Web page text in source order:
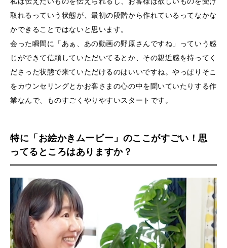
取れるっていう状態が、最初の段階から作れているってなかな
かできることではないと思います。
会った瞬間に「あぁ、あの動画の野原さんですね」っていう感
じができて信頼していただいてるとか、その親近感を持ってく
ださった状態で来ていただけるのはいいですね。やっぱりそこ
をカウンセリングとかお客さまの心の中を聞いていたりする作
業なんで、ものすごくやりやすいスタートです。
特に「お絵かきムービー」のここがすごい！思
ってるところはありますか？